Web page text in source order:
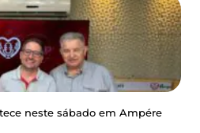
neste sábado em Ampére